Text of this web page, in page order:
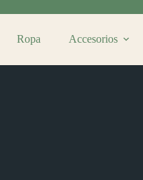
Ropa Accesorios